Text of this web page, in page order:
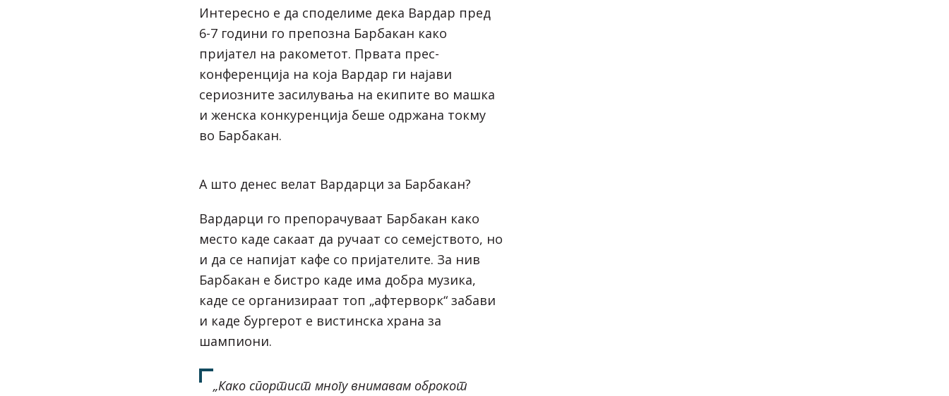
Интересно е да споделиме дека Вардар пред
6-7 години го препозна Барбакан како
пријател на ракометот. Првата прес-
конференција на која Вардар ги најави
сериозните засилувања на екипите во машка
и женска конкуренција беше одржана токму
во Барбакан.
А што денес велат Вардарци за Барбакан?
Вардарци го препорачуваат Барбакан како
место каде сакаат да ручаат со семејството, но
и да се напијат кафе со пријателите. За нив
Барбакан е бистро каде има добра музика,
каде се организираат топ „афтерворк“ забави
и каде бургерот е вистинска храна за
шампиони.
„Како спортист многу внимавам оброкот